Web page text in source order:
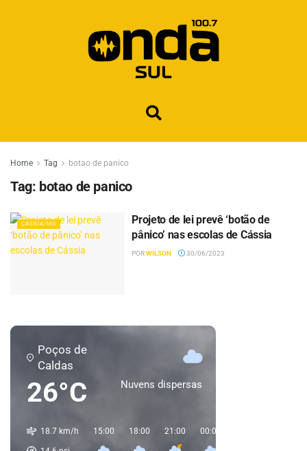
Home Tag botao de panico
Tag: botao de panico
CÁSSIA/MG
Projeto de lei prevê ‘botão de
pânico’ nas escolas de Cássia
PORWILSON 30/06/2023
Poços de
Caldas
26°C Nuvens dispersas
18.7 km/h 15:00 18:00 21:00 00:00